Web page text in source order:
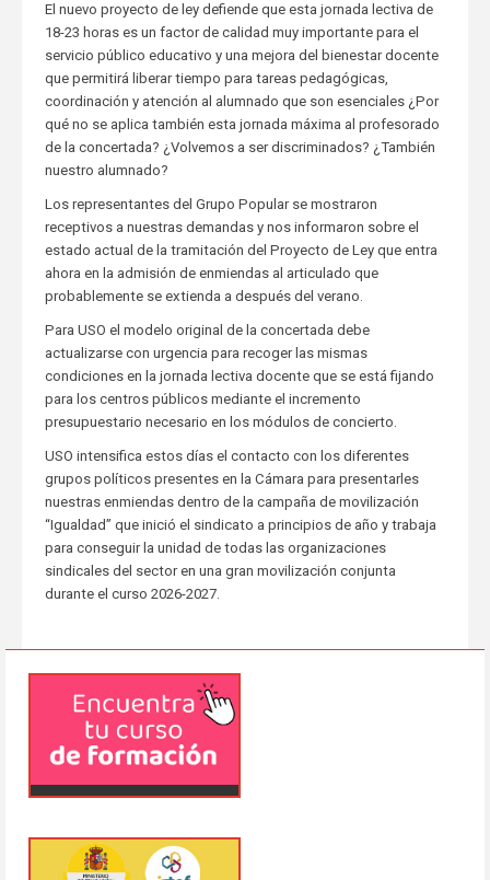
El nuevo proyecto de ley defiende que esta jornada lectiva de
18-23 horas es un factor de calidad muy importante para el
servicio público educativo y una mejora del bienestar docente
que permitirá liberar tiempo para tareas pedagógicas,
coordinación y atención al alumnado que son esenciales ¿Por
qué no se aplica también esta jornada máxima al profesorado
de la concertada? ¿Volvemos a ser discriminados? ¿También
nuestro alumnado?
Los representantes del Grupo Popular se mostraron
receptivos a nuestras demandas y nos informaron sobre el
estado actual de la tramitación del Proyecto de Ley que entra
ahora en la admisión de enmiendas al articulado que
probablemente se extienda a después del verano.
Para USO el modelo original de la concertada debe
actualizarse con urgencia para recoger las mismas
condiciones en la jornada lectiva docente que se está fijando
para los centros públicos mediante el incremento
presupuestario necesario en los módulos de concierto.
USO intensifica estos días el contacto con los diferentes
grupos políticos presentes en la Cámara para presentarles
nuestras enmiendas dentro de la campaña de movilización
“Igualdad” que inició el sindicato a principios de año y trabaja
para conseguir la unidad de todas las organizaciones
sindicales del sector en una gran movilización conjunta
durante el curso 2026-2027.